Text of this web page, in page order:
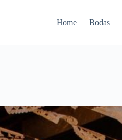
Home Bodas